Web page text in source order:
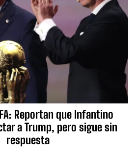
Reportan que Infantino
a Trump, pero sigue sin
respuesta